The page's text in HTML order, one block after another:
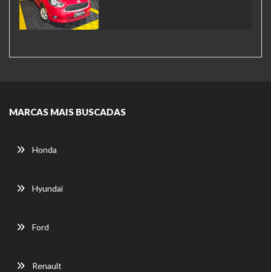
MARCAS MAIS BUSCADAS
Honda
Hyundai
Ford
Renault